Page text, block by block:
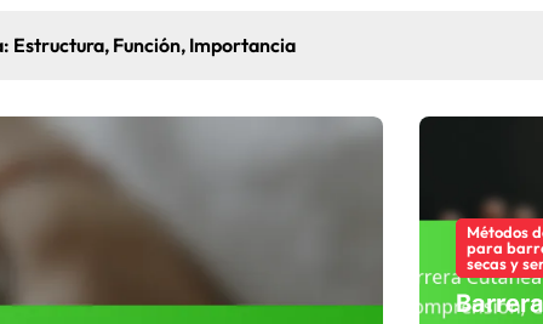
de la Barrera Cutánea: Tipos, Beneficios, Aplicación
Métodos
para
secas y